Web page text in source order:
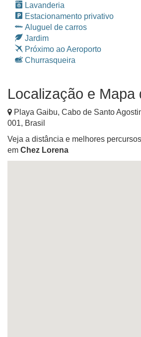
Lavanderia
Estacionamento privativo
Aluguel de carros
Jardim
Próximo ao Aeroporto
Churrasqueira
Localização e Mapa
Playa Gaibu, Cabo de Santo
001, Brasil
Veja a distância e melhores
em Chez Lorena